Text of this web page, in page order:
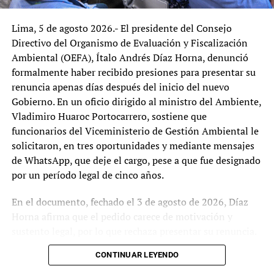
Congreso aprobó este martes 25 de noviembre,
con 13 votos de la derecha y el centro caviar, el
informe que recomienda inhabilitar por diez…
TEMAS RELACIONADOS:
CONGRESO DE LA REPÚBLICA
FISCAL DE LA NACIÓN
SIGUIENTE
Paro nacional indefinido de mineros artesanales bloquea
seis vías y exige ampliación del REINFO
NO TE LO PIERDAS:
amnistía para Pedro Castillo
Tupaq
Lima, 5 de agosto 2026.- El presidente del Consejo
Directivo del Organismo de Evaluación y Fiscalización
Ambiental (OEFA), Ítalo Andrés Díaz Horna, denunció
formalmente haber recibido presiones para presentar su
renuncia apenas días después del inicio del nuevo
Gobierno. En un oficio dirigido al ministro del Ambiente,
Vladimiro Huaroc Portocarrero, sostiene que
funcionarios del Viceministerio de Gestión Ambiental le
solicitaron, en tres oportunidades y mediante mensajes
de WhatsApp, que deje el cargo, pese a que fue designado
por un período legal de cinco años.
En el documento, fechado el 3 de agosto de 2026, Díaz
Horna afirma que el pedido carece de motivación y
Argumenta que la Presidencia del Consejo Directivo del
OEFA constituye un cargo de designación o remoción
CONTINUAR LEYENDO